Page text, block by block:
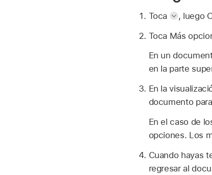
Toca , luego
Toca Más
En un
en la parte
En la
documento
En el caso de
opciones. Los
Cuando hayas
regresar al